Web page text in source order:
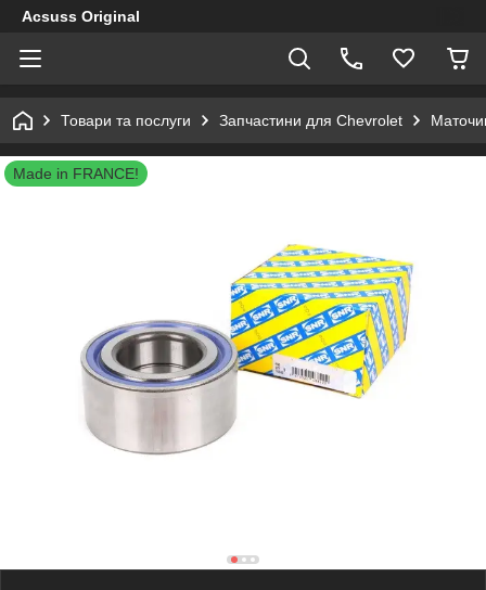
Acsuss Original
Товари та послуги Запчастини для Chevrolet
Made in FRANCE!